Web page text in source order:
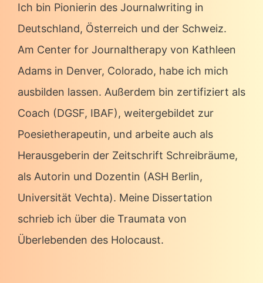
Ich bin Pionierin des Journalwriting in
Deutschland, Österreich und der Schweiz.
Am Center for Journaltherapy von Kathleen
Adams in Denver, Colorado, habe ich mich
ausbilden lassen. Außerdem bin zertifiziert als
Coach (DGSF, IBAF), weitergebildet zur
Poesietherapeutin, und arbeite auch als
Herausgeberin der Zeitschrift Schreibräume,
als Autorin und Dozentin (ASH Berlin,
Universität Vechta). Meine Dissertation
schrieb ich über die Traumata von
Überlebenden des Holocaust.